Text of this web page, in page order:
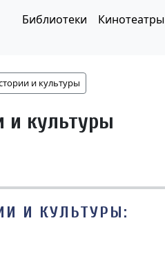
Библиотеки Кинотеатры
и культуры
и культуры
И КУЛЬТУРЫ: